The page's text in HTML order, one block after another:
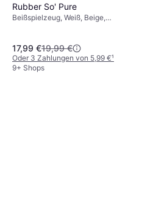
Rubber So' Pure
Beißspielzeug, Weiß, Beige,
17,99 €19,99 €
Oder 3 Zahlungen von 5,99 €¹
9+ Shops